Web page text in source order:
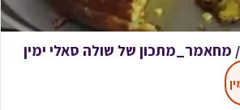
מחאמר_מתכון של שולה סאלי ימין